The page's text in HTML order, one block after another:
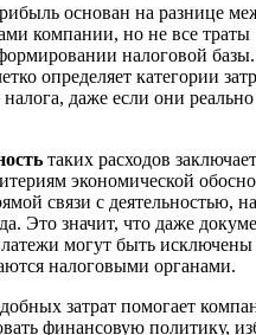
основан на разнице
компании, но не все траты
налоговой
определяет категории
даже если они
таких расходов
экономической
связи с деятельностью,
Это значит, что даже
могут быть исключены
налоговыми органами.
затрат помогает
финансовую политику,